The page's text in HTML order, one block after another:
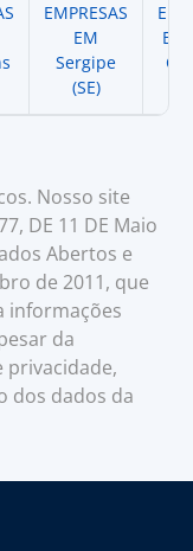
EMPRESAS
EM
Sergipe
(SE)
EM
Nosso site
DE 11 DE Maio
Abertos e
de 2011, que
informações
da
privacidade,
dos dados da